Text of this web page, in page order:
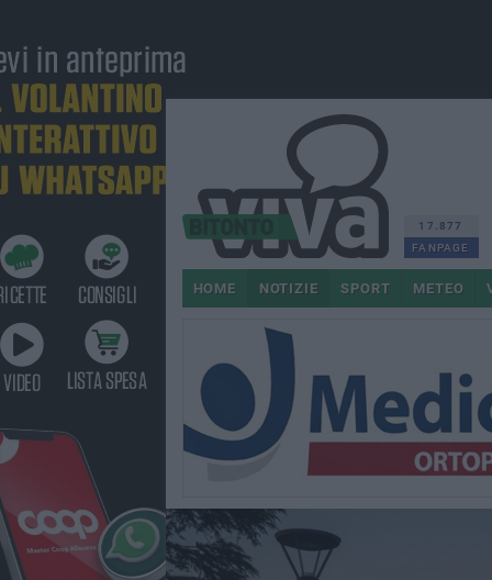
17.877
FANPAGE
HOME NOTIZIE SPORT METEO